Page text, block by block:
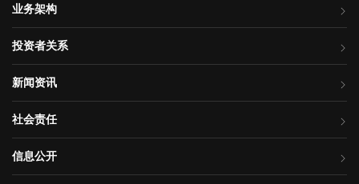
业务架构
投资者关系
新闻资讯
社会责任
信息公开